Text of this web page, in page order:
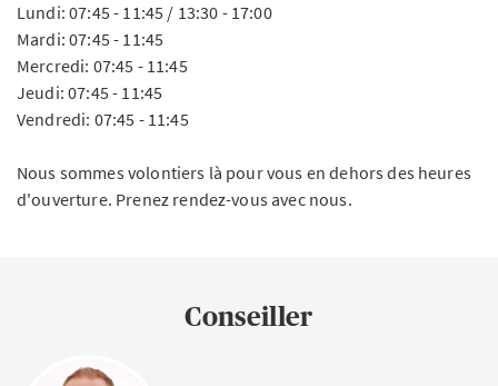
Lundi: 07:45 - 11:45 / 13:30 - 17:00
Mardi: 07:45 - 11:45
Mercredi: 07:45 - 11:45
Jeudi: 07:45 - 11:45
Vendredi: 07:45 - 11:45
Nous sommes volontiers là pour vous en dehors des heures
d'ouverture. Prenez rendez-vous avec nous.
Conseiller